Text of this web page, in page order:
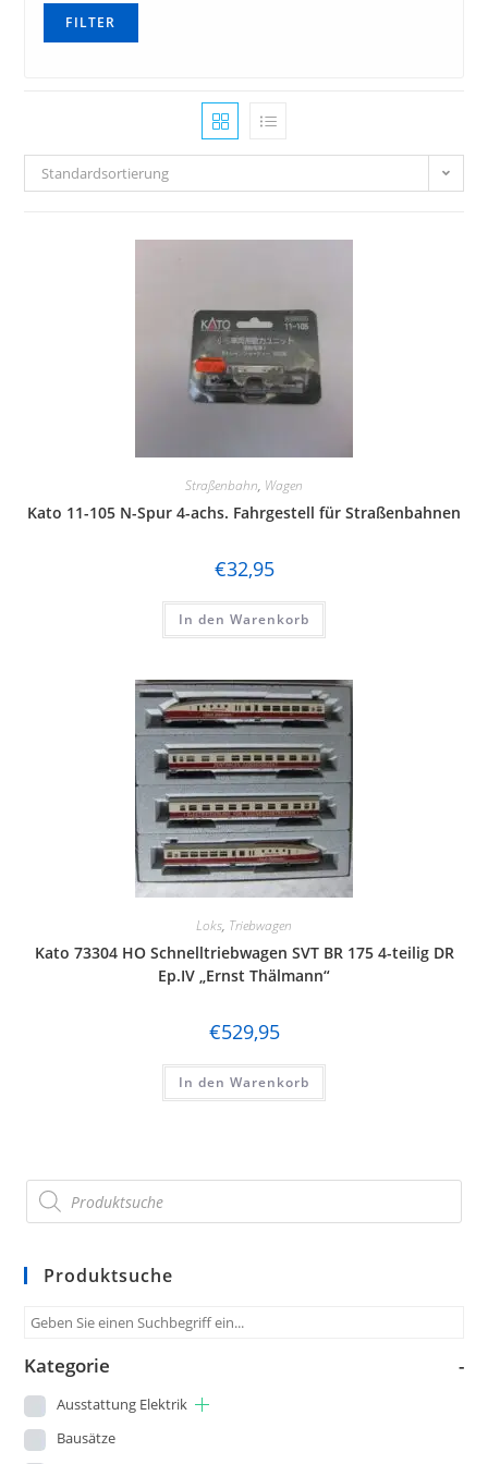
ESPEWE, Plasticart, Berlinplast, HERR, OWO
ESU
Fleischmann
Hornby
Lorenz
luetke modellarchitektur
Noch
pmt
Prefo / Schicht
Preiser
Revell
Ricko by Busch
FILTER
Standardsortierung
Straßenbahn, Wagen
Kato 11-105 N-Spur 4-achs. Fahrgestell für Straßenbahnen
€32,95
In den Warenkorb
Loks, Triebwagen
Kato 73304 HO Schnelltriebwagen SVT BR 175 4-teilig DR
Ep.IV „Ernst Thälmann“
€529,95
In den Warenkorb
Produktsuche
Kategorie -
Ausstattung Elektrik
Bausätze